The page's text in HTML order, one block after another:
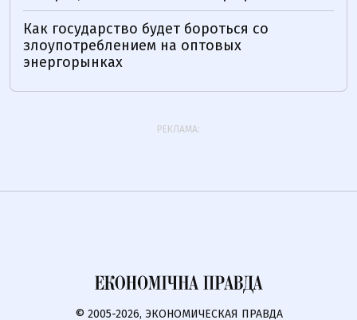
Как государство будет бороться со
злоупотреблением на оптовых
энергорынках
РЕКЛАМА:
© 2005-2026, ЭКОНОМИЧЕСКАЯ ПРАВДА